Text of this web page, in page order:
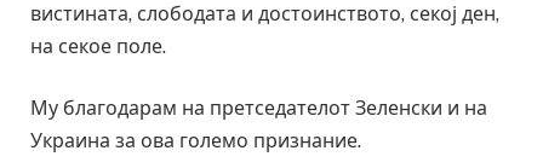
вистината, слободата и достоинството, секој ден,
на секое поле.
Му благодарам на претседателот Зеленски и на
Украина за ова големо признание.